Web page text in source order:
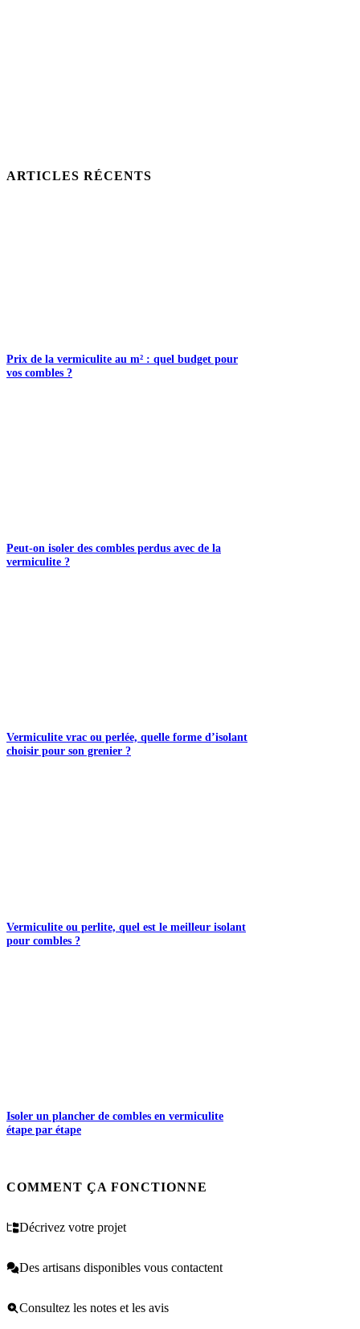
ARTICLES RÉCENTS
Prix de la vermiculite au m² : quel budget pour
vos combles ?
Peut-on isoler des combles perdus avec de la
vermiculite ?
Vermiculite vrac ou perlée, quelle forme d’isolant
choisir pour son grenier ?
Vermiculite ou perlite, quel est le meilleur isolant
pour combles ?
Isoler un plancher de combles en vermiculite
étape par étape
COMMENT ÇA FONCTIONNE
Décrivez votre projet
Des artisans disponibles vous contactent
Consultez les notes et les avis